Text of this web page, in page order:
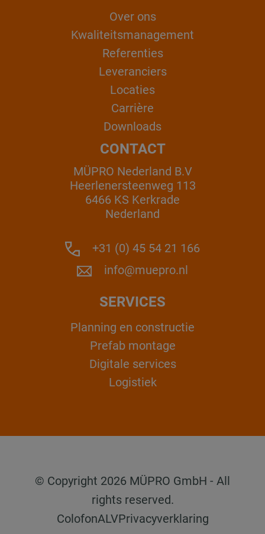
Over ons
Kwaliteitsmanagement
Referenties
Leveranciers
Locaties
Carrière
Downloads
CONTACT
MÜPRO Nederland B.V
Heerlenersteenweg 113
6466 KS Kerkrade
Nederland
+31 (0) 45 54 21 166
info@muepro.nl
SERVICES
Planning en constructie
Prefab montage
Digitale services
Logistiek
© Copyright 2026 MÜPRO GmbH - All
rights reserved.
ColofonALVPrivacyverklaring